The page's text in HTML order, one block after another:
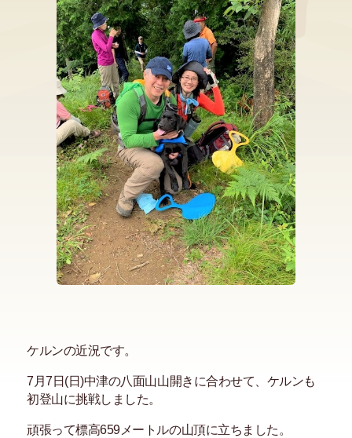
ケルンの近況です。
7月7日(日)中津の八面山山開きに合わせて、ケルンも
初登山に挑戦しました。
頑張って標高659メートルの山頂に立ちました。